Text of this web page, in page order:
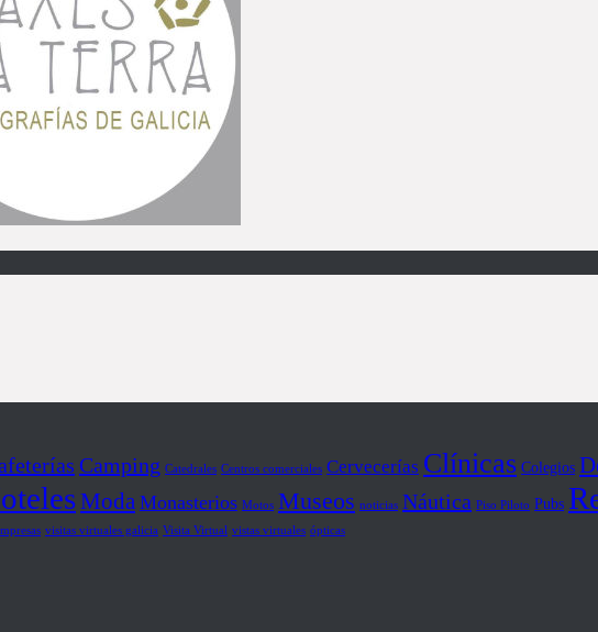
Camping Catedrales Centros comerciales Cervecerías Clínicas Colegios
Moda Monasterios Motos Museos noticias Náutica Piso Piloto Pubs
visitas virtuales galicia Visita Virtual vistas virtuales ópticas